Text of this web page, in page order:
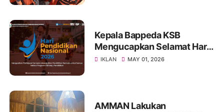
Kepala Bappeda KSB
Mengucapkan Selamat Hari
Pendidikan Nasional 2026
IKLAN MAY 01, 2026
AMMAN Lakukan